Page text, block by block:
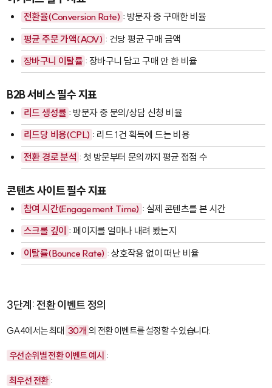
전환율(Conversion Rate) : 방문자 중 구매한 비율
평균 주문 가액(AOV) : 건당 평균 구매 금액
장바구니 이탈률 : 장바구니 담고 구매 안 한 비율
B2B 서비스 필수 지표
리드 생성률 : 방문자 중 문의/상담 신청 비율
리드당 비용(CPL) : 리드 1건 획득에 드는 비용
전환 경로 분석 : 첫 방문부터 문의까지 평균 접점 수
콘텐츠 사이트 필수 지표
참여 시간(Engagement Time) : 실제 콘텐츠를 본 시간
스크롤 깊이 : 페이지를 얼마나 내려 봤는지
이탈률(Bounce Rate) : 상호작용 없이 떠난 비율
3단계: 전환 이벤트 정의
GA4에서는 최대 30개 의 전환 이벤트를 설정할 수 있습니다.
우선순위별 전환 이벤트 예시 :
최우선 전환 :